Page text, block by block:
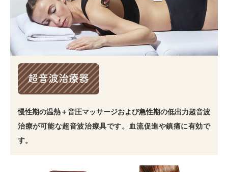
超音波治療器
慢性期の温熱＋音圧マッサージおよび急性期の低出力超音波
治療が可能な超音波治療具です。血流促進や鎮痛に有効で
す。